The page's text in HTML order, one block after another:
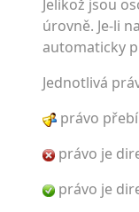
Jelikož jsou
úrovně. Je-li
automaticky
Jednotlivá
právo
právo je
právo je